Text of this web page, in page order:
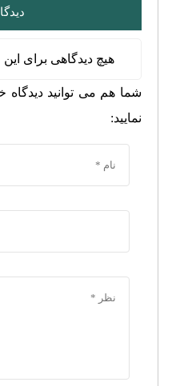
هیچ دیدگاهی برای
شما هم می توانید دیدگاه
نمایید: